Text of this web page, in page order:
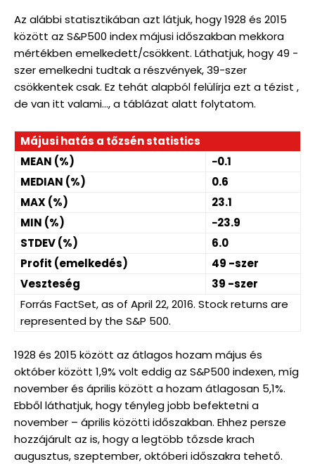
Az alábbi statisztikában azt látjuk, hogy 1928 és 2015
között az S&P500 index májusi időszakban mekkora
mértékben emelkedett/csökkent. Láthatjuk, hogy 49 -
szer emelkedni tudtak a részvények, 39-szer
csökkentek csak. Ez tehát alapból felülírja ezt a tézist ,
de van itt valami…, a táblázat alatt folytatom.
Májusi hatás a tőzsén statistics
MEAN (%)
−0.1
MEDIAN (%)
0.6
MAX (%)
23.1
MIN (%)
−23.9
STDEV (%)
6.0
Profit (emelkedés)
49 -szer
Veszteség
39 -szer
Forrás FactSet, as of April 22, 2016. Stock returns are
represented by the S&P 500.
1928 és 2015 között az átlagos hozam május és
október között 1,9% volt eddig az S&P500 indexen, míg
november és április között a hozam átlagosan 5,1%.
Ebből láthatjuk, hogy tényleg jobb befektetni a
november – április közötti időszakban. Ehhez persze
hozzájárult az is, hogy a legtöbb tőzsde krach
augusztus, szeptember, októberi időszakra tehető.